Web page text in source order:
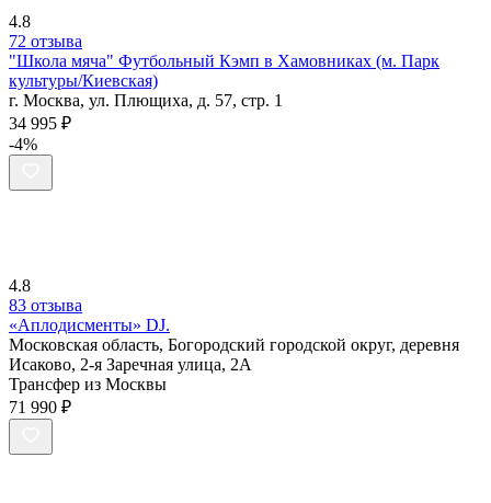
4.8
72 отзыва
"Школа мяча" Футбольный Кэмп в Хамовниках (м. Парк
культуры/Киевская)
г. Москва, ул. Плющиха, д. 57, стр. 1
34 995 ₽
-4%
4.8
83 отзыва
«Аплодисменты» DJ.
Московская область, Богородский городской округ, деревня
Исаково, 2-я Заречная улица, 2А
Трансфер из Москвы
71 990 ₽